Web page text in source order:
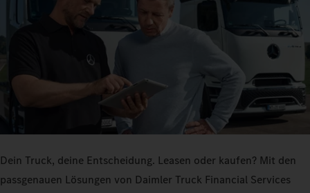
Dein Truck, deine Entscheidung. Leasen oder kaufen? Mit den
passgenauen Lösungen von Daimler Truck Financial Services